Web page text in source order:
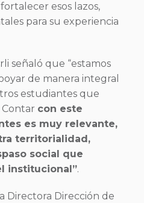
esos lazos,
para su experiencia
señaló que “estamos
de manera integral
estudiantes que
Contar con este
es muy relevante,
territorialidad,
social que
institucional”.
Directora Dirección de